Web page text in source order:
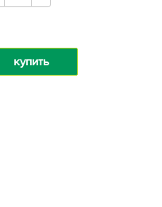
купить